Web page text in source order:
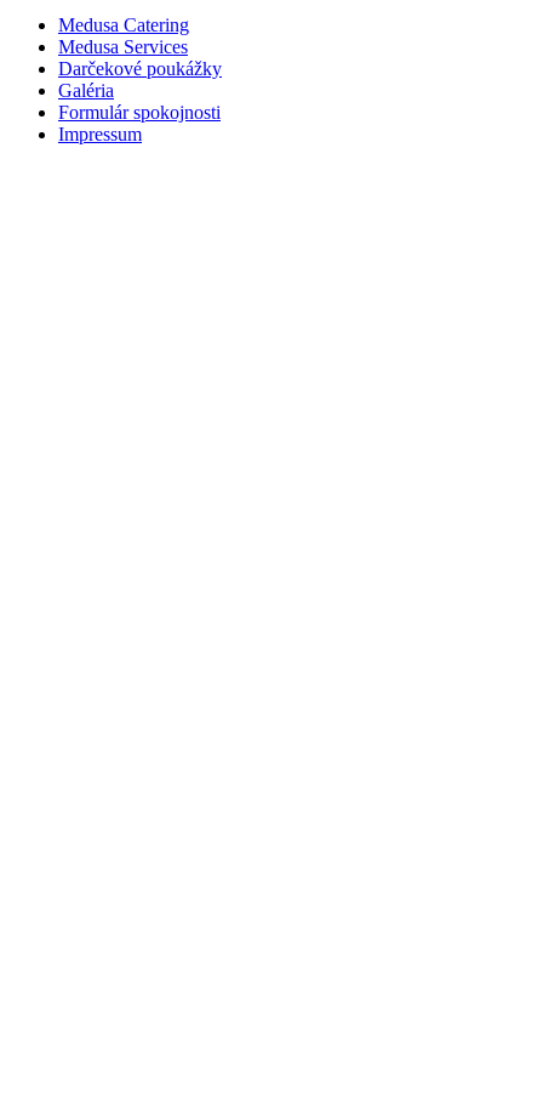
Medusa Catering
Medusa Services
Darčekové poukážky
Galéria
Formulár spokojnosti
Impressum